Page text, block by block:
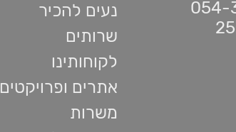
נעים להכיר
שרותים
לקוחותינו
אתרים ופרויקטים
משרות